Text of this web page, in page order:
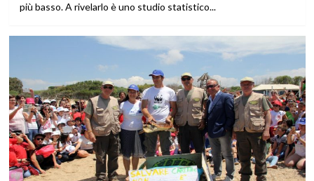
più basso. A rivelarlo è uno studio statistico...